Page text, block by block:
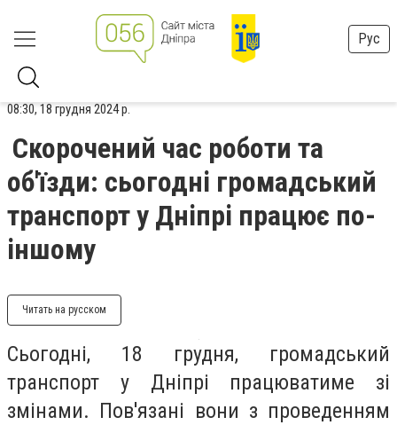
Рус
08:30, 18 грудня 2024 р.
Скорочений час роботи та
об'їзди: сьогодні громадський
транспорт у Дніпрі працює по-
іншому
Читать на русском
Сьогодні, 18 грудня, громадський
транспорт у Дніпрі працюватиме зі
змінами. Пов'язані вони з проведенням